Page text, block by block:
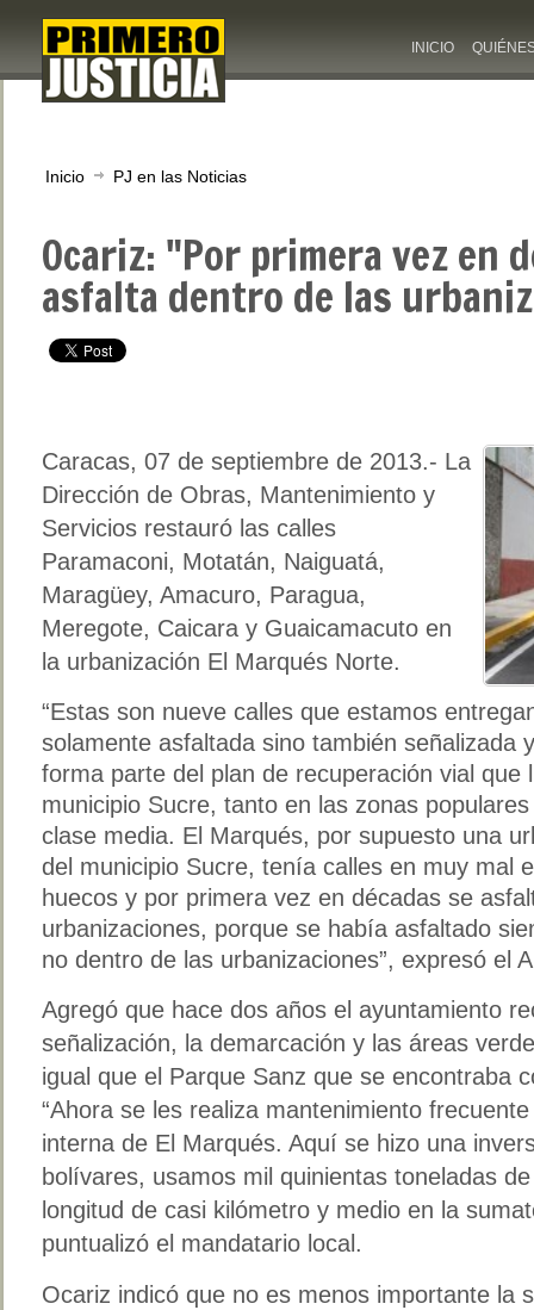
INICIO
Inicio PJ en las Noticias
Ocariz: "Por primera vez en
asfalta dentro de las
Caracas, 07 de septiembre de 2013.- La
Dirección de Obras, Mantenimiento y
Servicios restauró las calles
Paramaconi, Motatán, Naiguatá,
Maragüey, Amacuro, Paragua,
Meregote, Caicara y Guaicamacuto en
la urbanización El Marqués Norte.
“Estas son nueve calles que estamos
solamente asfaltada sino también señalizada
forma parte del plan de recuperación vial que
municipio Sucre, tanto en las zonas
clase media. El Marqués, por supuesto una
del municipio Sucre, tenía calles en muy mal
huecos y por primera vez en décadas se
urbanizaciones, porque se había asfaltado
no dentro de las urbanizaciones”, expresó el
Agregó que hace dos años el ayuntamiento
señalización, la demarcación y las áreas
igual que el Parque Sanz que se encontraba
“Ahora se les realiza mantenimiento
interna de El Marqués. Aquí se hizo una
bolívares, usamos mil quinientas toneladas
longitud de casi kilómetro y medio en la
puntualizó el mandatario local.
Ocariz indicó que no es menos importante la